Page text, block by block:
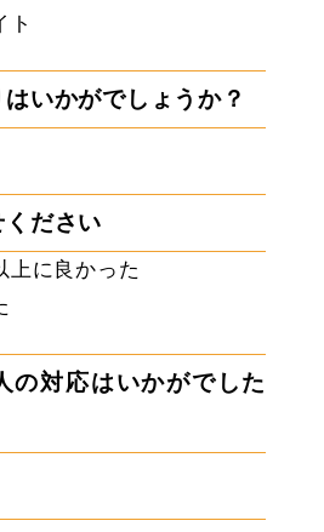
ト
いかがでしょうか？
ださい
上に良かった
の対応はいかがでした